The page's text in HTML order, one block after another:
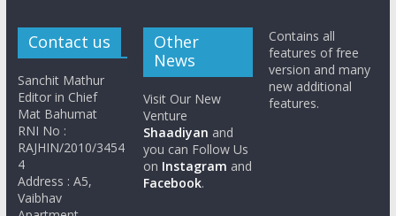
Contact us
Sanchit Mathur
Editor in Chief
Mat Bahumat
RNI No :
RAJHIN/2010/3454
4
Address : A5,
Vaibhav
Other
News
Visit Our New
Venture
Shaadiyan and
you can Follow Us
on Instagram and
Facebook.
Contains all
features of free
version and many
new additional
features.